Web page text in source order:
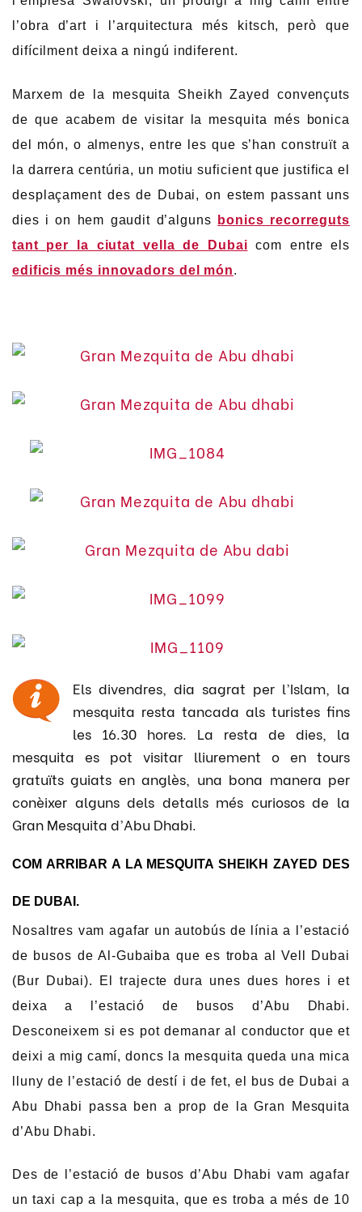
l’obra d’art i l’arquitectura més kitsch, però que
difícilment deixa a ningú indiferent.
Marxem de la mesquita Sheikh Zayed convençuts
de que acabem de visitar la mesquita més bonica
del món, o almenys, entre les que s’han construït a
la darrera centúria, un motiu suficient que justifica el
desplaçament des de Dubai, on estem passant uns
dies i on hem gaudit d’alguns
bonics recorreguts
tant per la ciutat vella de Dubai com entre els
edificis més innovadors del món.
Els divendres, dia sagrat per l’Islam, la
mesquita resta tancada als turistes fins
les 16.30 hores. La resta de dies, la
mesquita es pot visitar lliurement o en tours
gratuïts guiats en anglès, una bona manera per
conèixer alguns dels detalls més curiosos de la
Gran Mesquita d’Abu Dhabi.
COM ARRIBAR A LA MESQUITA SHEIKH ZAYED DES
DE DUBAI.
Nosaltres vam agafar un autobús de línia a l’estació
de busos de Al-Gubaiba que es troba al Vell Dubai
(Bur Dubai). El trajecte dura unes dues hores i et
deixa a l’estació de busos d’Abu Dhabi.
Desconeixem si es pot demanar al conductor que et
deixi a mig camí, doncs la mesquita queda una mica
lluny de l’estació de destí i de fet, el bus de Dubai a
Abu Dhabi passa ben a prop de la Gran Mesquita
d’Abu Dhabi.
Des de l’estació de busos d’Abu Dhabi vam agafar
un taxi cap a la mesquita, que es troba a més de 10